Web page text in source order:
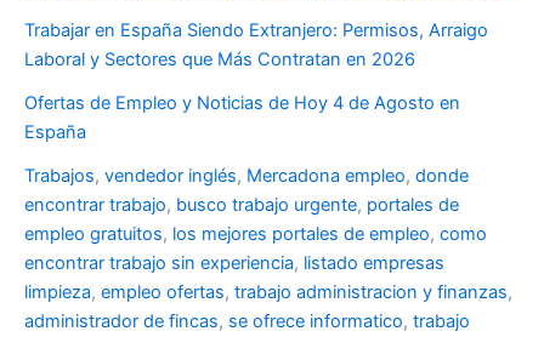
Trabajar en España Siendo Extranjero: Permisos, Arraigo
Laboral y Sectores que Más Contratan en 2026
Ofertas de Empleo y Noticias de Hoy 4 de Agosto en
España
Trabajos, vendedor inglés, Mercadona empleo, donde
encontrar trabajo, busco trabajo urgente, portales de
empleo gratuitos, los mejores portales de empleo, como
encontrar trabajo sin experiencia, listado empresas
limpieza, empleo ofertas, trabajo administracion y finanzas,
administrador de fincas, se ofrece informatico, trabajo